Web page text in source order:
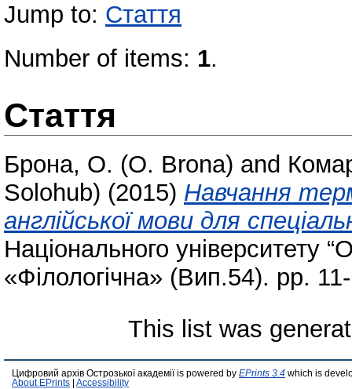
Jump to: Стаття
Number of items: 1.
Стаття
Брона, О. (O. Brona) and
Solohub) (2015) Навчання
англійської мови для
Національного університету
«Філологічна» (Вип.54). pp.
This list was
Цифровий архів Острозької академії is powered by EPrints 3.4 which is
About EPrints
Accessibility